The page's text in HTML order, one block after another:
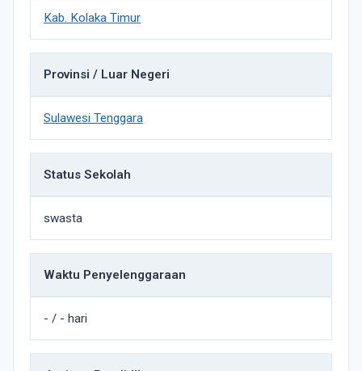
Kab. Kolaka Timur
Provinsi / Luar Negeri
Sulawesi Tenggara
Status Sekolah
swasta
Waktu Penyelenggaraan
- / - hari